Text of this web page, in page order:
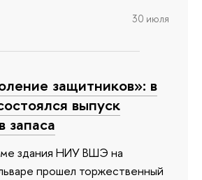
30 июля
защитников»: в
выпуск
запаса
здания НИУ ВШЭ на
прошел торжественный